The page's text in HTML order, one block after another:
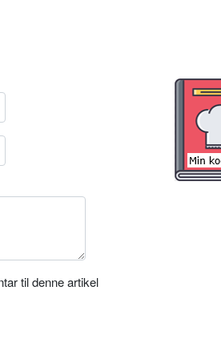
til denne artikel